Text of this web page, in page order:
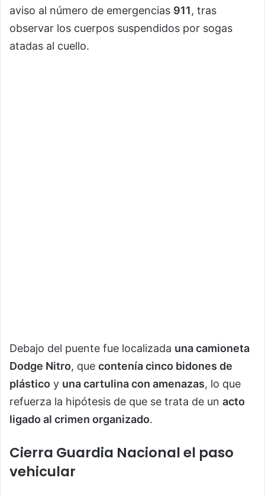
aviso al número de emergencias 911, tras
observar los cuerpos suspendidos por sogas
atadas al cuello.
Debajo del puente fue localizada una camioneta
Dodge Nitro, que contenía cinco bidones de
plástico y una cartulina con amenazas, lo que
refuerza la hipótesis de que se trata de un acto
ligado al crimen organizado.
Cierra Guardia Nacional el paso
vehicular